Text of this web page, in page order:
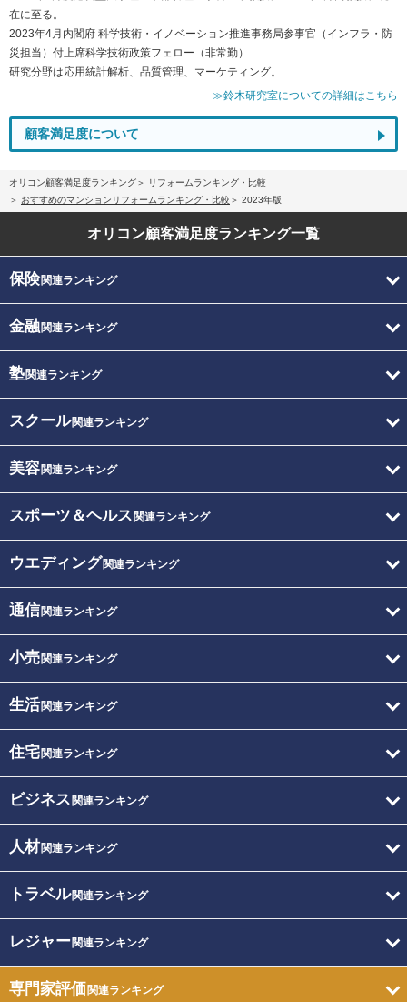
在に至る。
2023年4月内閣府 科学技術・イノベーション推進事務局参事官（インフラ・防
災担当）付上席科学技術政策フェロー（非常勤）
研究分野は応用統計解析、品質管理、マーケティング。
≫鈴木研究室についての詳細はこちら
顧客満足度について
オリコン顧客満足度ランキング
リフォームランキング・比較
おすすめのマンションリフォームランキング・比較
2023年版
オリコン顧客満足度ランキング一覧
保険関連ランキング
金融関連ランキング
塾関連ランキング
スクール関連ランキング
美容関連ランキング
スポーツ＆ヘルス 関連ランキング
ウエディング関連ランキング
通信関連ランキング
小売関連ランキング
生活関連ランキング
住宅関連ランキング
ビジネス 関連ランキング
人材関連ランキング
トラベル関連ランキング
レジャー関連ランキング
専門家評価関連ランキング